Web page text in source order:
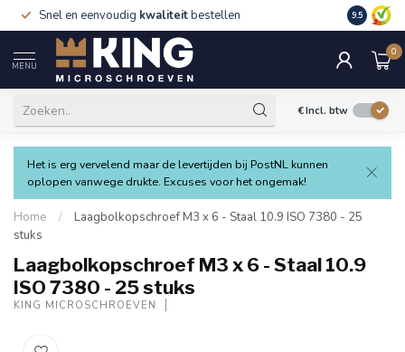
Snel en eenvoudig kwaliteitbestellen 9.5
MENU
0
€Incl. btw
Het is erg vervelend maar de levertijden bij PostNL kunnen
oplopen vanwege drukte. Excuses voor het ongemak!
Home /
Laagbolkopschroef M3 x 6 - Staal 10.9 ISO 7380 - 25
stuks
Laagbolkopschroef M3 x 6 - Staal 10.9
ISO 7380 - 25 stuks
KING MICROSCHROEVEN